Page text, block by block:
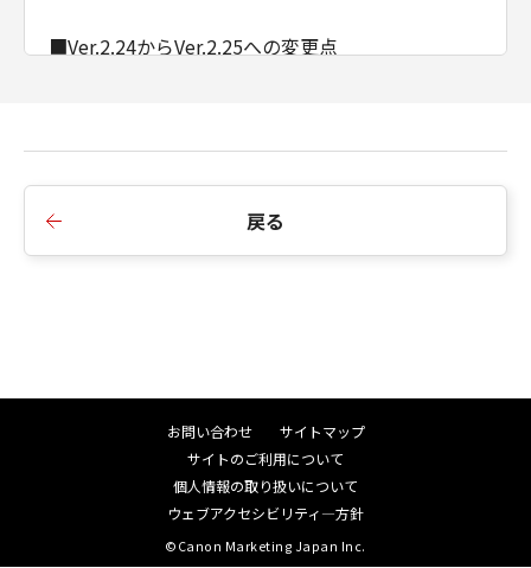
■Ver.2.24からVer.2.25への変更点
■Ver.2.23からVer.2.24への変更点
1.機種共通で使えるCompatible IDに対応しまし
■Ver.2.11からVer.2.20への変更点
1.Windows 10に対応しました。
2.Windows XPを非サポートとしました。
戻る
お問い合わせ
サイトマップ
サイトのご利用について
個人情報の取り扱いについて
ウェブアクセシビリティ―方針
©Canon Marketing Japan Inc.